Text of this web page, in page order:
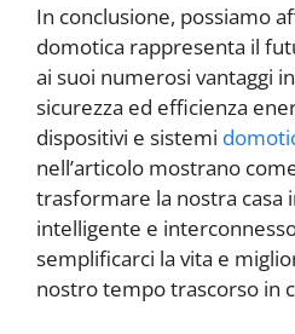
In conclusione, possiamo
domotica rappresenta il
ai suoi numerosi vantaggi
sicurezza ed efficienza
dispositivi e sistemi
nell’articolo mostrano
trasformare la nostra casa
intelligente e
semplificarci la vita e
nostro tempo trascorso in